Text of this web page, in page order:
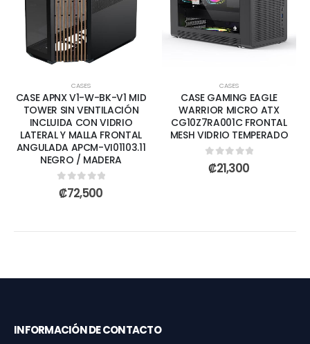
CASES
CASE APNX V1-W-BK-V1 MID
TOWER SIN VENTILACIÓN
INCLUIDA CON VIDRIO
LATERAL Y MALLA FRONTAL
ANGULADA APCM-VI01103.11
NEGRO / MADERA
0out of 5
₡72,500
CASES
CASE GAMING EAGLE
WARRIOR MICRO ATX
CG10Z7RA001C FRONTAL
MESH VIDRIO TEMPERADO
0out of 5
₡21,300
INFORMACIÓN DE CONTACTO